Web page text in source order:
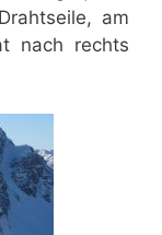
am
nach rechts